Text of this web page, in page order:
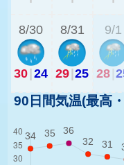
8/30
30 24
8/31
29 25
9/1
28
90日間気温(最高